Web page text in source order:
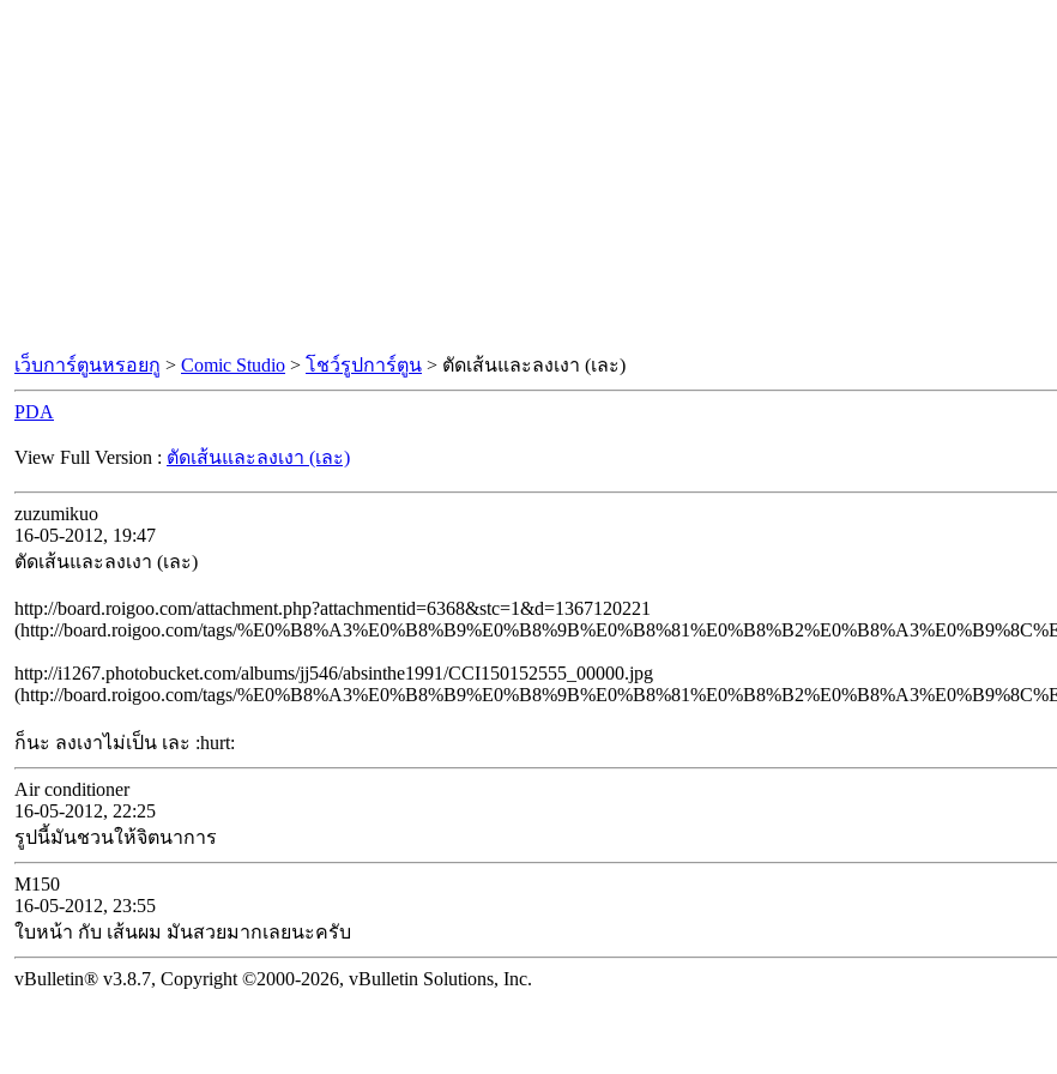
เว็บการ์ตูนหรอยกู > Comic Studio > โชว์รูปการ์ตูน > ตัดเส้นและลงเงา (เละ)
PDA
View Full Version : ตัดเส้นและลงเงา (เละ)
zuzumikuo
16-05-2012, 19:47
ตัดเส้นและลงเงา (เละ)
http://board.roigoo.com/attachment.php?attachmentid=6368&stc=1&d=1367120221
(http://board.roigoo.com/tags/
http://i1267.photobucket.com/albums/jj546/absinthe1991/CCI150152555_00000.jpg
(http://board.roigoo.com/tags/
ก็นะ ลงเงาไม่เป็น เละ :hurt:
Air conditioner
16-05-2012, 22:25
รูปนี้มันชวนให้จิตนาการ
M150
16-05-2012, 23:55
ใบหน้า กับ เส้นผม มันสวยมากเลยนะครับ
vBulletin® v3.8.7, Copyright ©2000-2026, vBulletin Solutions, Inc.